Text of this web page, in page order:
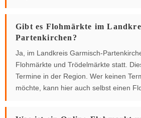
Gibt es Flohmärkte im
Partenkirchen?
Ja, im Landkreis Garmisch-
Flohmärkte und Trödelmärkte statt.
Termine in der Region. Wer keinen
möchte, kann hier auch selbst einen